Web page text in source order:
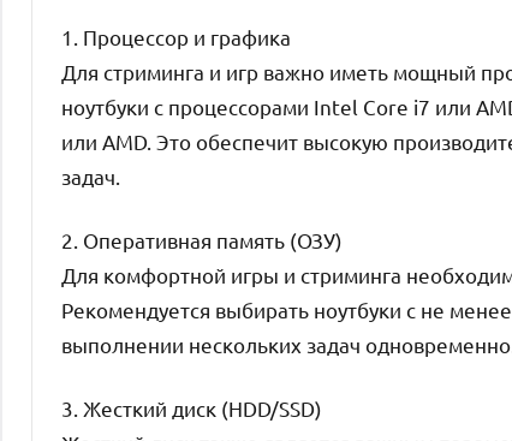
1. Процессор и графика
Для стриминга и игр важно иметь мощный
ноутбуки с процессорами Intel Core i7 или
или AMD. Это обеспечит высокую
задач.
2. Оперативная память (ОЗУ)
Для комфортной игры и стриминга
Рекомендуется выбирать ноутбуки с не
выполнении нескольких задач одновременно.
3. Жесткий диск (HDD/SSD)